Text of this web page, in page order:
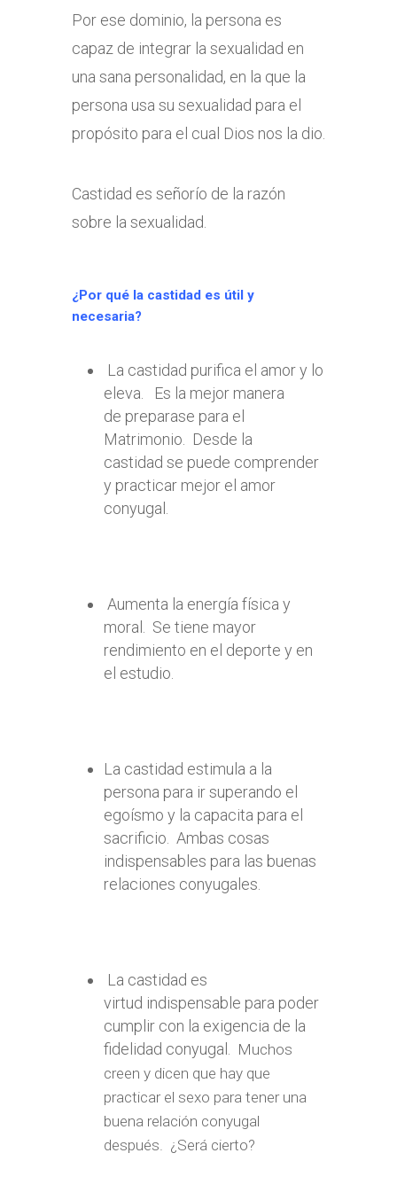
Por ese dominio, la persona es
capaz de integrar la sexualidad en
una sana personalidad, en la que la
persona usa su sexualidad para el
propósito para el cual Dios nos la dio.
Castidad es señorío de la razón
sobre la sexualidad.
¿Por qué la castidad es útil y
necesaria?
La castidad purifica el amor y lo
eleva. Es la mejor manera
de preparase para el
Matrimonio. Desde la
castidad se puede comprender
y practicar mejor el amor
conyugal.
Aumenta la energía física y
moral. Se tiene mayor
rendimiento en el deporte y en
el estudio.
La castidad estimula a la
persona para ir superando el
egoísmo y la capacita para el
sacrificio. Ambas cosas
indispensables para las buenas
relaciones conyugales.
La castidad es
virtud indispensable para poder
cumplir con la exigencia de la
fidelidad conyugal.
Muchos
creen y dicen que hay que
practicar el sexo para tener una
buena relación conyugal
después. ¿Será cierto?